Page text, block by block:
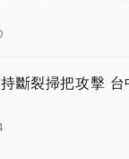
斷裂掃把攻擊